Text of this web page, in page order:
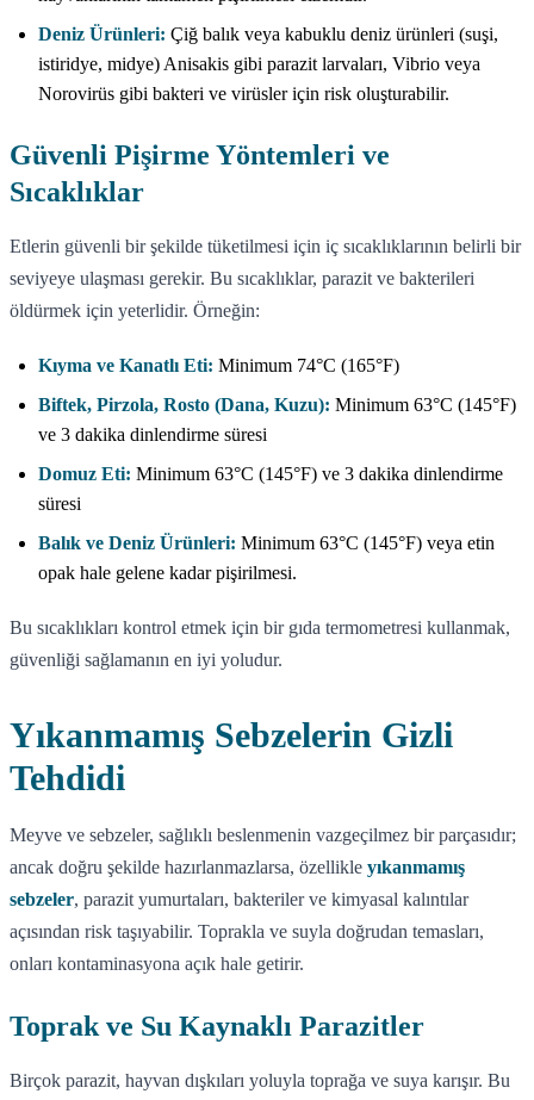
Deniz Ürünleri: Çiğ balık veya kabuklu deniz ürünleri (suşi,
istiridye, midye) Anisakis gibi parazit larvaları, Vibrio veya
Norovirüs gibi bakteri ve virüsler için risk oluşturabilir.
Güvenli Pişirme Yöntemleri ve
Sıcaklıklar
Etlerin güvenli bir şekilde tüketilmesi için iç sıcaklıklarının belirli bir
seviyeye ulaşması gerekir. Bu sıcaklıklar, parazit ve bakterileri
öldürmek için yeterlidir. Örneğin:
Kıyma ve Kanatlı Eti: Minimum 74°C (165°F)
Biftek, Pirzola, Rosto (Dana, Kuzu): Minimum 63°C (145°F)
ve 3 dakika dinlendirme süresi
Domuz Eti: Minimum 63°C (145°F) ve 3 dakika dinlendirme
süresi
Balık ve Deniz Ürünleri: Minimum 63°C (145°F) veya etin
opak hale gelene kadar pişirilmesi.
Bu sıcaklıkları kontrol etmek için bir gıda termometresi kullanmak,
güvenliği sağlamanın en iyi yoludur.
Yıkanmamış Sebzelerin Gizli
Tehdidi
Meyve ve sebzeler, sağlıklı beslenmenin vazgeçilmez bir parçasıdır;
ancak doğru şekilde hazırlanmazlarsa, özellikle yıkanmamış
sebzeler, parazit yumurtaları, bakteriler ve kimyasal kalıntılar
açısından risk taşıyabilir. Toprakla ve suyla doğrudan temasları,
onları kontaminasyona açık hale getirir.
Toprak ve Su Kaynaklı Parazitler
Birçok parazit, hayvan dışkıları yoluyla toprağa ve suya karışır. Bu